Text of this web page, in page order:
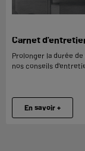
Carnet
Prolonger la durée
nos conseils
En savoir +